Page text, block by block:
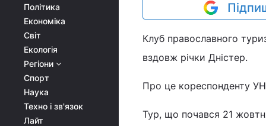
Політика
Економіка
Світ
Екологія
Регіони
Спорт
Наука
Техно і зв'язок
Лайт
Клуб православного
вздовж річки Дністер.
Про це кореспонденту
Тур, що почався 21